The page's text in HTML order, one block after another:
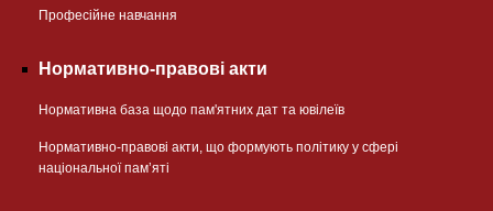
Професійне навчання
Нормативно-правові акти
Нормативна база щодо пам'ятних дат та ювілеїв
Нормативно-правові акти, що формують політику у сфері
національної памʼяті